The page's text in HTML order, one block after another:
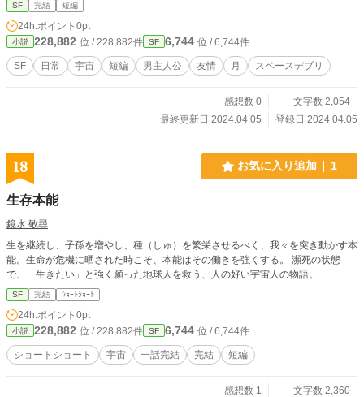
SF 完結 短編
24h.ポイント 0pt
小説 228,882 位 / 228,882件 SF 6,744 位 / 6,744件
SF 日常 宇宙 短編 男主人公 友情 月 スペースデブリ
感想数 0
文字数 2,054
最終更新日 2024.04.05
登録日 2024.04.05
18 お気に入り追加 1
生存本能
鏡水 敬尋
生を継続し、子孫を増やし、種（しゅ）を繁栄させるべく、我々を突き動かす本
能。生命が危機に晒された時こそ、本能はその働きを強くする。 瀕死の状態
で、「生きたい」と強く願った地球人を救う、人の好い宇宙人の物語。
SF 完結 ｼｮｰﾄｼｮｰﾄ
24h.ポイント 0pt
小説 228,882 位 / 228,882件 SF 6,744 位 / 6,744件
ショートショート 宇宙 一話完結 完結 短編
感想数 1
文字数 2,360